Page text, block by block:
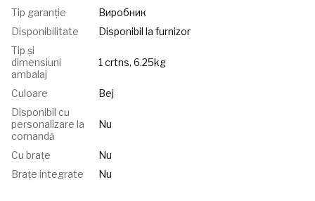
Tip garanție
Виробник
Disponibilitate
Disponibil la furnizor
Tip și
dimensiuni
ambalaj
1 crtns, 6.25kg
Culoare
Bej
Disponibil cu
personalizare la
comandă
Nu
Cu brațe
Nu
Brațe integrate
Nu